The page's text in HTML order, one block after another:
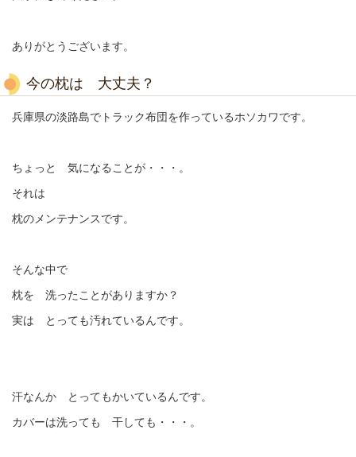
ありがとうございます。
今の枕は 大丈夫？
兵庫県の淡路島でトラック布団を作っているホソカワです。
ちょっと 気になることが・・・。
それは
枕のメンテナンスです。
そんな中で
枕を 洗ったことがありますか？
実は とっても汚れているんです。
汗なんか とってもかいているんです。
カバーは洗っても 干しても・・・。